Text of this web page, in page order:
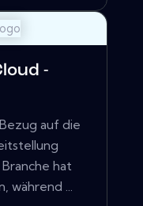
-
auf die
hat
während ...